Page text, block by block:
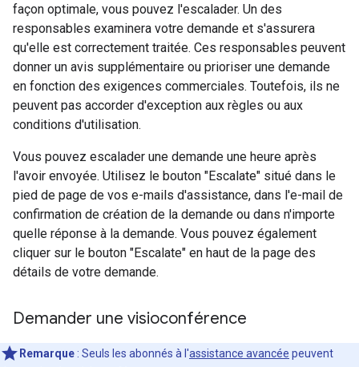
façon optimale, vous pouvez l'escalader. Un des
responsables examinera votre demande et s'assurera
qu'elle est correctement traitée. Ces responsables peuvent
donner un avis supplémentaire ou prioriser une demande
en fonction des exigences commerciales. Toutefois, ils ne
peuvent pas accorder d'exception aux règles ou aux
conditions d'utilisation.
Vous pouvez escalader une demande une heure après
l'avoir envoyée. Utilisez le bouton "Escalate" situé dans le
pied de page de vos e-mails d'assistance, dans l'e-mail de
confirmation de création de la demande ou dans n'importe
quelle réponse à la demande. Vous pouvez également
cliquer sur le bouton "Escalate" en haut de la page des
détails de votre demande.
Demander une visioconférence
Remarque : Seuls les abonnés à l'assistance avancée peuvent